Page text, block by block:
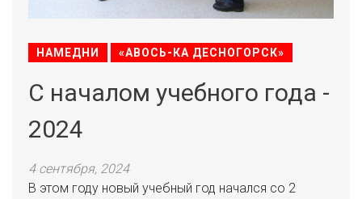
НАМЕДНИ «АВОСЬ-КА ДЕСНОГОРСК»
С началом учебного года -
2024
4 сентября, 2024
В этом году новый учебный год начался со 2